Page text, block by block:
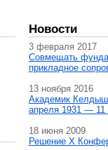
Новости
3 февраля 2017
Совмещать
прикладное
13 ноября 2016
Академик
апреля 1931 — 11
18 июня 2009
Решение X